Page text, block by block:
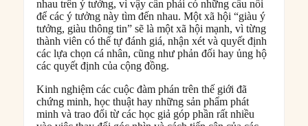
nhau trên ý tưởng, vì vậy cần phải có những cầu nối
để các ý tưởng này tìm đến nhau. Một xã hội “giàu ý
tưởng, giàu thông tin” sẽ là một xã hội mạnh, vì từng
thành viên có thể tự đánh giá, nhận xét và quyết định
các lựa chọn cá nhân, cũng như phản đối hay ủng hộ
các quyết định của cộng đồng.
Kinh nghiệm các cuộc đàm phán trên thế giới đã
chứng minh, học thuật hay những sản phẩm phát
minh và trao đổi từ các học giả góp phần rất nhiều